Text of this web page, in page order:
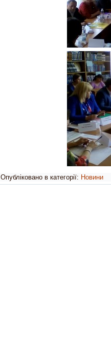
Опубліковано в категорії: Новини